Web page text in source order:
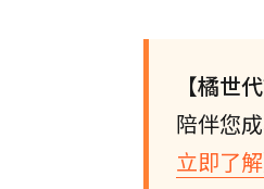
【橘世
陪伴您
立即了